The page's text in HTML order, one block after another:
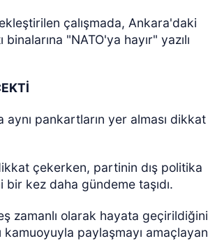
çalışmada, Ankara'daki
"NATO'ya hayır" yazılı
aynı pankartların yer alması dikkat
çekerken, partinin dış politika
bir kez daha gündeme taşıdı.
zamanlı olarak hayata geçirildiğini
kamuoyuyla paylaşmayı amaçlayan